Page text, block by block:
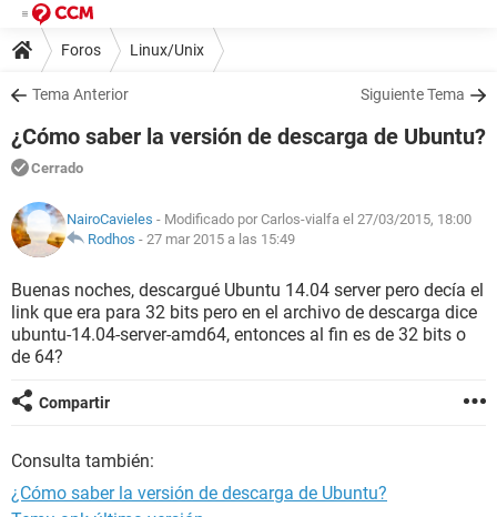
Foros Linux/Unix
Tema Anterior Siguiente Tema
¿Cómo saber la versión de descarga de Ubuntu?
Cerrado
NairoCavieles - Modificado por Carlos-vialfa el 27/03/2015, 18:00
Rodhos - 27 mar 2015 a las 15:49
Buenas noches, descargué Ubuntu 14.04 server pero decía el
link que era para 32 bits pero en el archivo de descarga dice
ubuntu-14.04-server-amd64, entonces al fin es de 32 bits o
de 64?
Compartir
Consulta también:
¿Cómo saber la versión de descarga de Ubuntu?